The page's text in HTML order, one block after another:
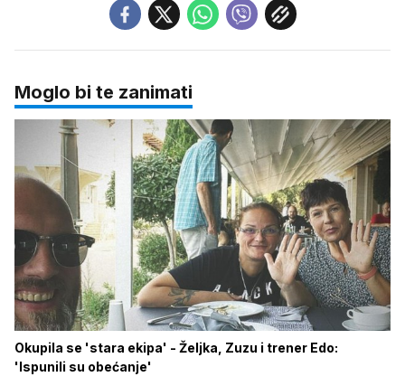
Moglo bi te zanimati
Okupila se 'stara ekipa' - Željka, Zuzu i trener Edo:
'Ispunili su obećanje'